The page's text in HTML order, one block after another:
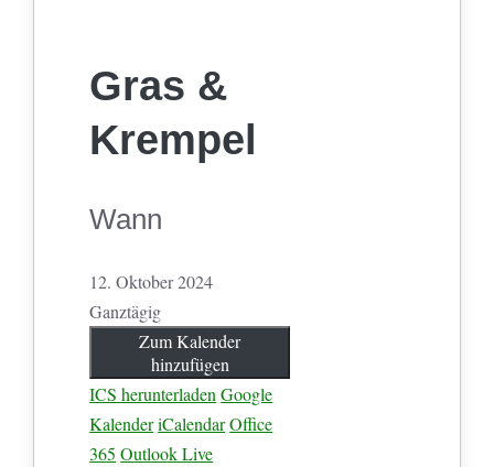
Gras &
Krempel
Wann
12. Oktober 2024
Ganztägig
Zum Kalender
hinzufügen
ICS herunterladen Google
KalenderiCalendarOffice
365 Outlook Live